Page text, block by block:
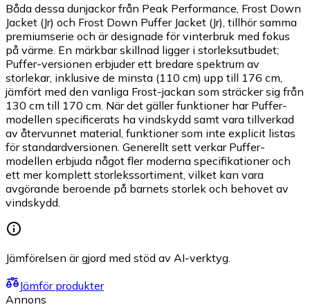
Båda dessa dunjackor från Peak Performance, Frost Down
Jacket (Jr) och Frost Down Puffer Jacket (Jr), tillhör samma
premiumserie och är designade för vinterbruk med fokus
på värme. En märkbar skillnad ligger i storleksutbudet;
Puffer-versionen erbjuder ett bredare spektrum av
storlekar, inklusive de minsta (110 cm) upp till 176 cm,
jämfört med den vanliga Frost-jackan som sträcker sig från
130 cm till 170 cm. När det gäller funktioner har Puffer-
modellen specificerats ha vindskydd samt vara tillverkad
av återvunnet material, funktioner som inte explicit listas
för standardversionen. Generellt sett verkar Puffer-
modellen erbjuda något fler moderna specifikationer och
ett mer komplett storlekssortiment, vilket kan vara
avgörande beroende på barnets storlek och behovet av
vindskydd.
Jämförelsen är gjord med stöd av AI-verktyg.
Jämför produkter
Annons